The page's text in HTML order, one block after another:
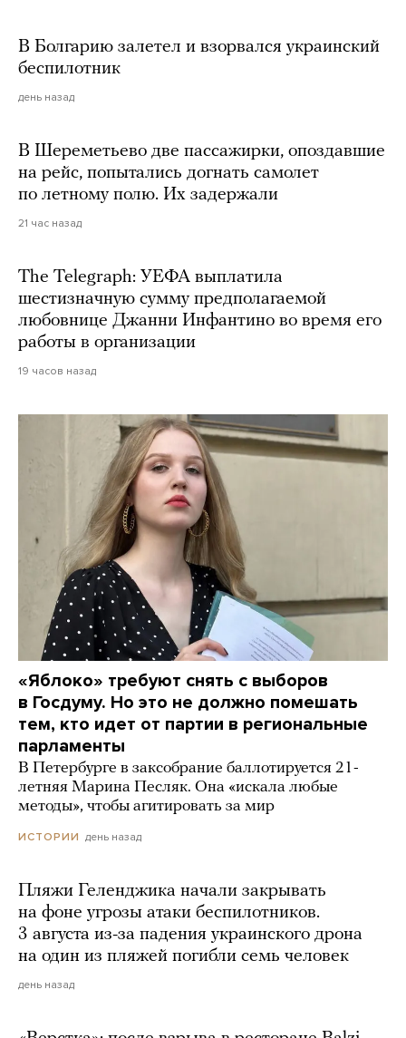
В Болгарию залетел и взорвался украинский
беспилотник
день назад
В Шереметьево две пассажирки, опоздавшие
на рейс, попытались догнать самолет
по летному полю. Их задержали
21 час назад
The Telegraph: УЕФА выплатила
шестизначную сумму предполагаемой
любовнице Джанни Инфантино во время его
работы в организации
19 часов назад
«Яблоко» требуют снять с выборов
в Госдуму. Но это не должно помешать
тем, кто идет от партии в региональные
парламенты
В Петербурге в заксобрание баллотируется 21-
летняя Марина Песляк. Она «искала любые
методы», чтобы агитировать за мир
ИСТОРИИ день назад
Пляжи Геленджика начали закрывать
на фоне угрозы атаки беспилотников.
3 августа из-за падения украинского дрона
на один из пляжей погибли семь человек
день назад